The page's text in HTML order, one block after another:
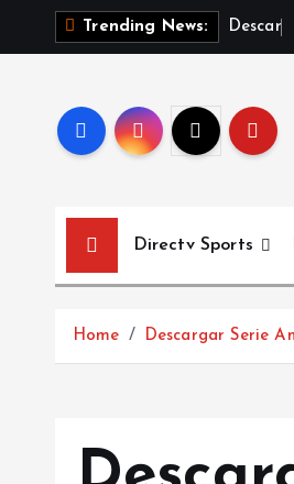
Trending News: Desca r
Directv Sports
Home Descargar Serie